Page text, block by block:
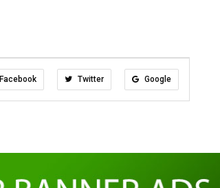
Facebook Twitter Google